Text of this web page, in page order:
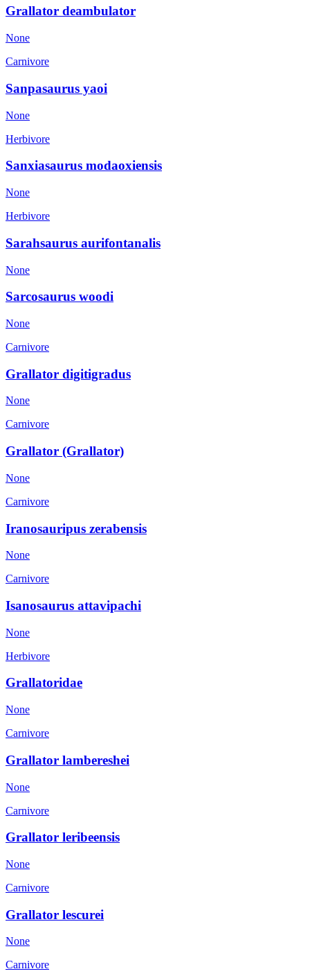
Grallator deambulator
None
Carnivore
Sanpasaurus yaoi
None
Herbivore
Sanxiasaurus modaoxiensis
None
Herbivore
Sarahsaurus aurifontanalis
None
Sarcosaurus woodi
None
Carnivore
Grallator digitigradus
None
Carnivore
Grallator (Grallator)
None
Carnivore
Iranosauripus zerabensis
None
Carnivore
Isanosaurus attavipachi
None
Herbivore
Grallatoridae
None
Carnivore
Grallator lambereshei
None
Carnivore
Grallator leribeensis
None
Carnivore
Grallator lescurei
None
Carnivore